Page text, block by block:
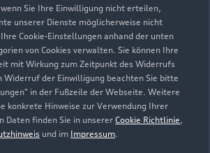
Sie Ihre Einwilligung nicht erteilen,
unserer Dienste möglicherweise nicht
Cookie-Einstellungen anhand der unten
von Cookies verwalten. Sie können Ihre
mit Wirkung zum Zeitpunkt des Widerrufs
Widerruf der Einwilligung beachten Sie bitte
in der Fußzeile der Webseite. Weitere
konkrete Hinweise zur Verwendung Ihrer
Daten finden Sie in unserer Cookie Richtlinie,
und im Impressum.